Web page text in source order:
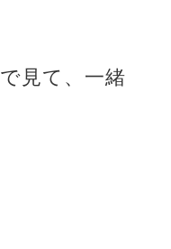
見て、一緒